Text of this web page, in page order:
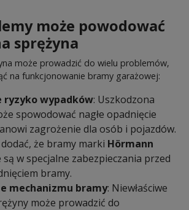
może powodować
sprężyna
może prowadzić do wielu problemów,
na funkcjonowanie bramy garażowej:
ryzyko wypadków: Uszkodzona
spowodować nagłe opadnięcie
zagrożenie dla osób i pojazdów.
że bramy marki Hörmann
w specjalne zabezpieczania przed
bramy.
mechanizmu bramy: Niewłaściwe
może prowadzić do